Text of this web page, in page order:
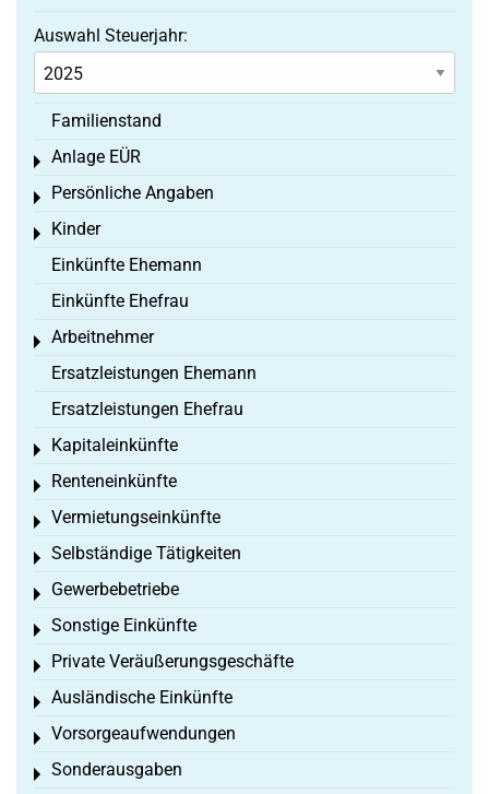
Auswahl Steuerjahr:
Familienstand
Anlage EÜR
Toggle menu
Persönliche Angaben
Toggle menu
Kinder
Toggle menu
Einkünfte Ehemann
Einkünfte Ehefrau
Arbeitnehmer
Toggle menu
Ersatzleistungen Ehemann
Ersatzleistungen Ehefrau
Kapitaleinkünfte
Toggle menu
Renteneinkünfte
Toggle menu
Vermietungseinkünfte
Toggle menu
Selbständige Tätigkeiten
Toggle menu
Gewerbebetriebe
Toggle menu
Sonstige Einkünfte
Toggle menu
Private Veräußerungsgeschäfte
Toggle menu
Ausländische Einkünfte
Toggle menu
Vorsorgeaufwendungen
Toggle menu
Sonderausgaben
Toggle menu